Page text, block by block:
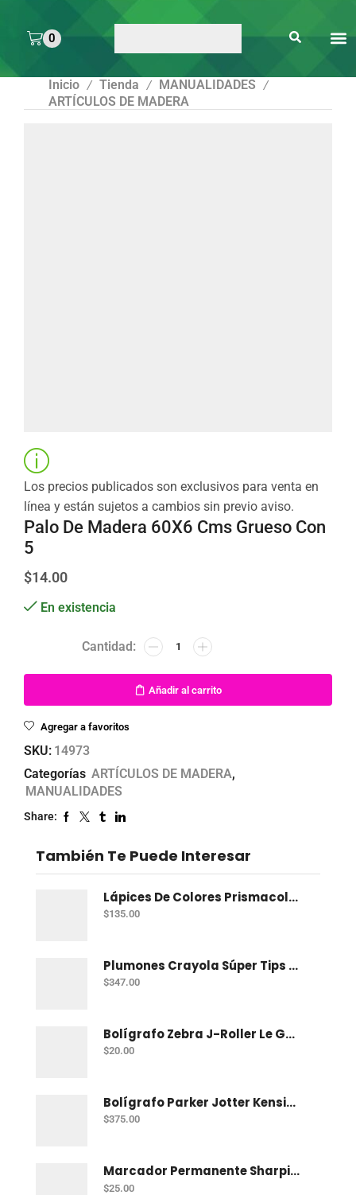
0
Inicio / Tienda / MANUALIDADES /
ARTÍCULOS DE MADERA
Los precios publicados son exclusivos para venta en
línea y están sujetos a cambios sin previo aviso.
Palo De Madera 60X6 Cms Grueso Con
5
$14.00
En existencia
Añadir al carrito
Agregar a favoritos
SKU: 14973
Categorías ARTÍCULOS DE MADERA,
MANUALIDADES
Share:
También Te Puede Interesar
Lápices De Colores Prismacolor Junior Con 12 Dual
$135.00
Plumones Crayola Súper Tips Con 50
$347.00
Bolígrafo Zebra J-Roller Le Gel 0.7 Mm Azul
$20.00
Bolígrafo Parker Jotter Kensington Ct Bp
$375.00
Marcador Permanente Sharpie Chisel Tip - Rojo
$25.00